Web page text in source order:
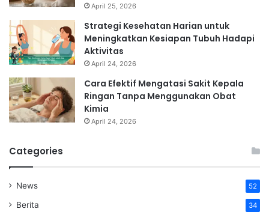
April 25, 2026
Strategi Kesehatan Harian untuk
Meningkatkan Kesiapan Tubuh Hadapi
Aktivitas
April 24, 2026
Cara Efektif Mengatasi Sakit Kepala
Ringan Tanpa Menggunakan Obat
Kimia
April 24, 2026
Categories
News 52
Berita 34